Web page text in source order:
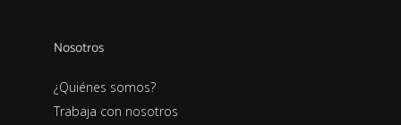
Nosotros
¿Quiénes somos?
Trabaja con nosotros